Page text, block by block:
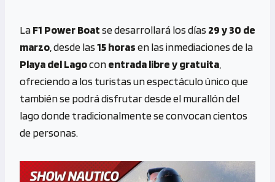
LaF1 Power Boatse desarrollará los días 29 y 30 de
marzo , desde las15 horasen las inmediaciones de la
Playa del Lagoconentrada libre y gratuita
ofreciendo a los turistas un espectáculo único que
también se podrá disfrutar desde el murallón del
lago donde tradicionalmente se convocan cientos
de personas.